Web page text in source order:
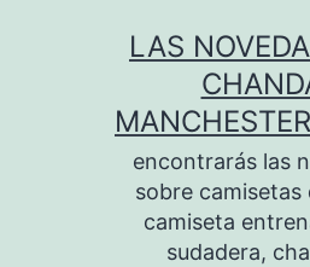
LAS
encontrarás las
sobre camisetas
camiseta
sudadera,